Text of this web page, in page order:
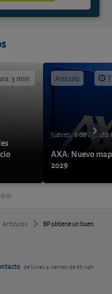
3 min. Artículo
jueves, 6 de agosto
AXA: Nuevo
2029
Artículos
BP obtiene un buen
de lunes a viernes de 9h-14h